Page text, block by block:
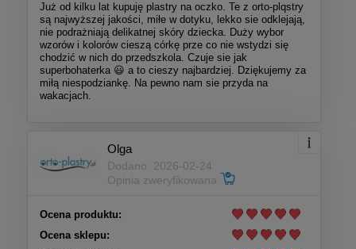
Już od kilku lat kupuję plastry na oczko. Te z orto-plqstry
są najwyższej jakości, miłe w dotyku, lekko sie odklejają,
nie podrażniają delikatnej skóry dziecka. Duży wybor
wzorów i kolorów cieszą córkę prze co nie wstydzi się
chodzić w nich do przedszkola. Czuje sie jak
superbohaterka 😃 a to cieszy najbardziej. Dziękujemy za
miłą niespodziankę. Na pewno nam sie przyda na
wakacjach.
Olga
Dodano: 2026-02-24
Opinia zweryfikowana
Ocena produktu:
Ocena sklepu: